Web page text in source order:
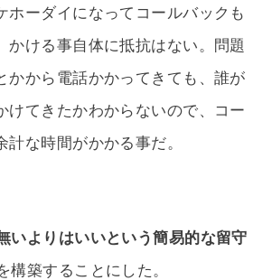
ホーダイになってコールバックも
かける事自体に抵抗はない。問題
かから電話かかってきても、誰が
けてきたかわからないので、コー
計な時間がかかる事だ。
いよりはいいという簡易的な留守
構築することにした。